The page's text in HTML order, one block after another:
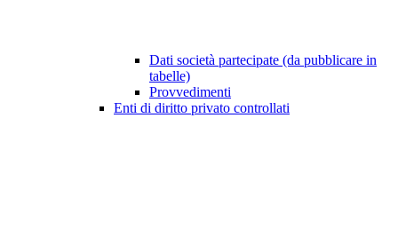
Dati società partecipate (da pubblicare in
tabelle)
Provvedimenti
Enti di diritto privato controllati